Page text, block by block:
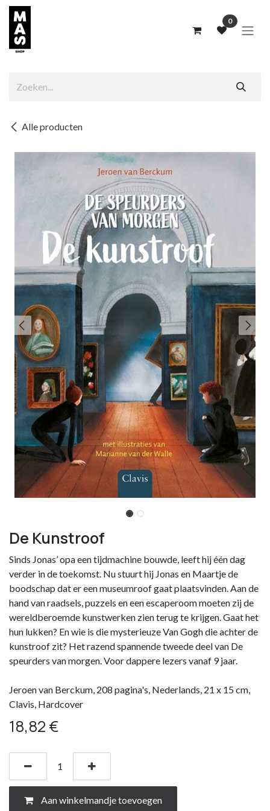
Overslaan naar inhoud
0
Alle producten
De Kunstroof
Sinds Jonas’ opa een tijdmachine bouwde, leeft hij één dag
verder in de toekomst. Nu stuurt hij Jonas en Maartje de
boodschap dat er een museumroof gaat plaatsvinden. Aan de
hand van raadsels, puzzels en een escaperoom moeten zij de
wereldberoemde kunstwerken zien terug te krijgen. Gaat het
hun lukken? En wie is die mysterieuze Van Gogh die achter de
kunstroof zit? Het razend spannende tweede deel van De
speurders van morgen. Voor dappere lezers vanaf 9 jaar.
Jeroen van Berckum, 208 pagina's, Nederlands, 21 x 15 cm,
Clavis, Hardcover
18,82 €
Aan winkelmandje toevoegen